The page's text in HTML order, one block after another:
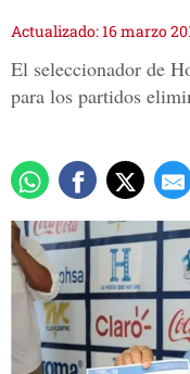
Actualizado: 16 marzo
El seleccionador de
para los partidos